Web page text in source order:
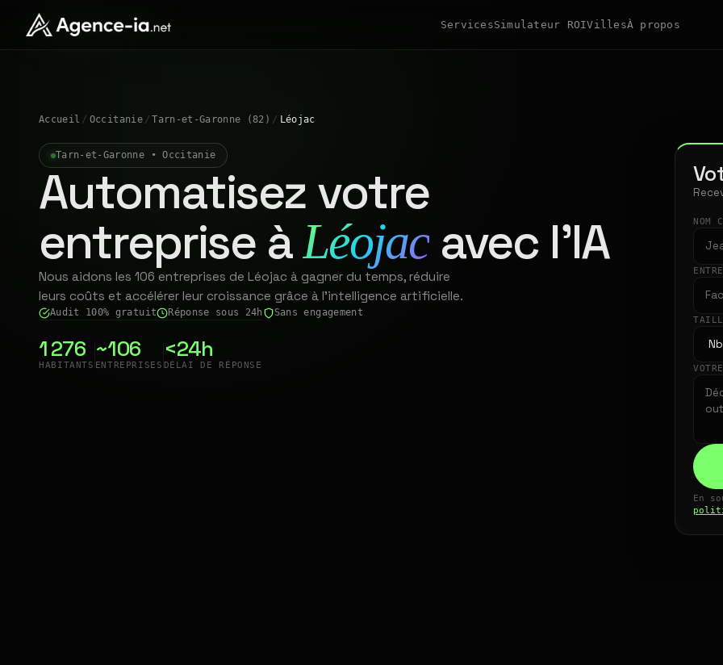
ServicesSimulateur ROIVillesÀ propos
Accueil / Occitanie / Tarn-et-Garonne (82) / Léojac
Tarn-et-Garonne • Occitanie
Automatisez votre
entreprise àLéojacavec l'IA
Nous aidons les 106 entreprises de Léojac à gagner du temps, réduire
leurs coûts et accélérer leur croissance grâce à l'intelligence artificielle.
Audit 100% gratuit Réponse sous 24h Sans engagement
1 276
HABITANTS
~106
ENTREPRISES
<24h
DÉLAI DE RÉPONSE
NOM
En